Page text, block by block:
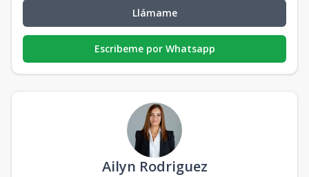
Llámame
Escribeme por Whatsapp
Ailyn Rodriguez